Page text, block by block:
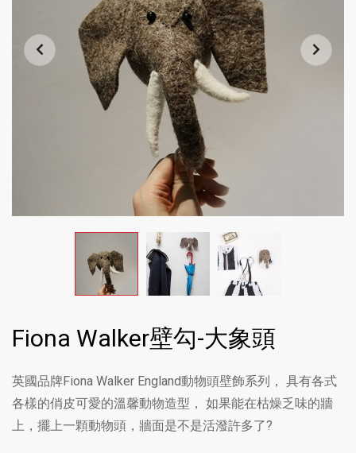
Fiona Walker壁勾-大象頭
英國品牌Fiona Walker England動物頭壁飾系列， 具有各式
各樣的俏皮可愛的溫馨動物造型， 如果能在枯燥乏味的牆
上，擺上一顆動物頭，牆面是不是活潑許多了?